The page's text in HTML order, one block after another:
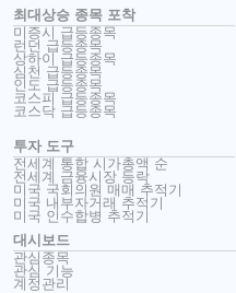
최대상승 종목 포착
미증시 급등종목
런던 급등종목
상하이 급등종목
심천 급등종목
인도 급등종목
코스피 급등종목
코스닥 급등종목
투자 도구
전세계 통합 시가총액 순
전세계 금융시장 등락
미국 국회의원 매매 추적기
미국 내부자거래 추적기
미국 인수합병 추적기
대시보드
관심종목
관심 기능
계정관리